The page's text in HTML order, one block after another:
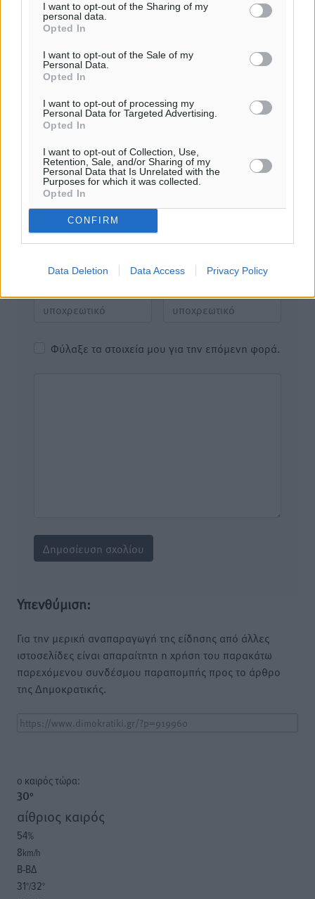
I want to opt-out of the Sharing of my
personal data.
Opted In
I want to opt-out of the Sale of my
Personal Data.
Opted In
I want to opt-out of processing my
Personal Data for Targeted Advertising.
Opted In
I want to opt-out of Collection, Use,
Retention, Sale, and/or Sharing of my
Personal Data that Is Unrelated with the
Purposes for which it was collected.
Opted In
CONFIRM
Data Deletion Data Access Privacy Policy
Τα σχόλια εκφράζουν αποκλειστικά τον εκάστοτε
απόψεις. Διατηρούμε το δικαίωμα να διαγράψουμε όποια
σχόλια θεωρούμε προσβλητικά ή περιέχουν ύβρεις, χωρίς
καμμία προειδοποίηση. Χρήστες που δεν τηρούν τους
όρους χρήσης αποκλείονται.
Προσθέστε ένα σχόλιο
Το E-mail δεν θα δημοσιευτεί.
Πρέπει να συμπληρωθούν όλα τα πεδία για την
υποβολή του σχολίου.
Φύλαξε τα στοιχεία μου για την επόμενη φορά.
Υπενθύμιση:
Για την μερική αναπαραγωγή της είδησης από άλλες
ιστοσελίδες είναι απαραίτητη η χρήση του παρακάτω
παρεχόμενου συνδέσμου παραπομπής προς το άρθρο
της Δημοκρατικής.
o καιρός τώρα:
30°
αίθριος καιρός
54%
8km/h
Β-ΒΔ
31°/32°